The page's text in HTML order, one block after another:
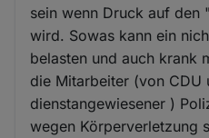
sein wenn Druck auf den
wird. Sowas kann ein
belasten und auch krank
die Mitarbeiter (von CDU
dienstangewiesener )
wegen Körperverletzung